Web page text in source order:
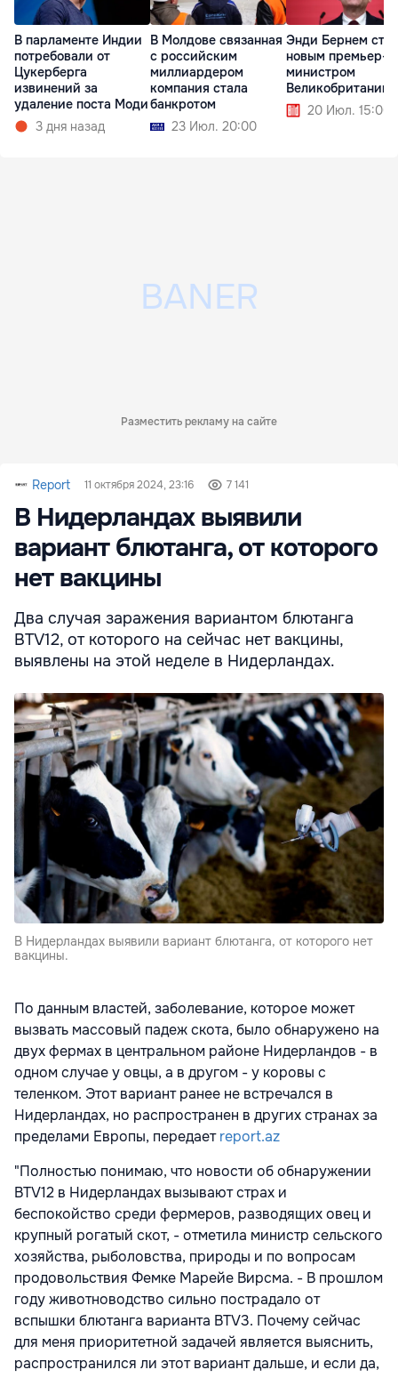
В парламенте Индии
потребовали от
Цукерберга
извинений за
удаление поста Моди
3 дня назад
В Молдове связанная
с российским
миллиардером
компания стала
банкротом
23 Июл. 20:00
Энди Бернем стал
новым премьер-
министром
Великобритании
20 Июл. 15:00
Разместить рекламу на сайте
Report 11 октября 2024, 23:16 7 141
В Нидерландах выявили
вариант блютанга, от которого
нет вакцины
Два случая заражения вариантом блютанга
BTV12, от которого на сейчас нет вакцины,
выявлены на этой неделе в Нидерландах.
В Нидерландах выявили вариант блютанга, от которого нет
вакцины.
По данным властей, заболевание, которое может
вызвать массовый падеж скота, было обнаружено на
двух фермах в центральном районе Нидерландов - в
одном случае у овцы, а в другом - у коровы с
теленком. Этот вариант ранее не встречался в
Нидерландах, но распространен в других странах за
пределами Европы, передаетreport.az
"Полностью понимаю, что новости об обнаружении
BTV12 в Нидерландах вызывают страх и
беспокойство среди фермеров, разводящих овец и
крупный рогатый скот, - отметила министр сельского
хозяйства, рыболовства, природы и по вопросам
продовольствия Фемке Марейе Вирсма. - В прошлом
году животноводство сильно пострадало от
вспышки блютанга варианта BTV3. Почему сейчас
для меня приоритетной задачей является выяснить,
распространился ли этот вариант дальше, и если да,